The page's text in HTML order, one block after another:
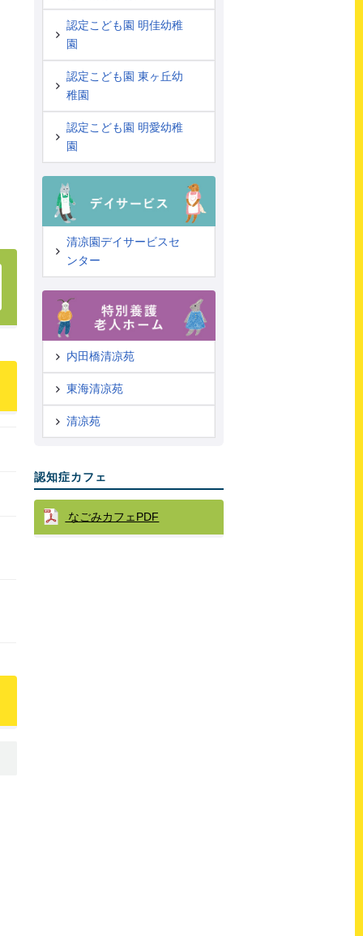
認定こども園 明佳幼稚
園
認定こども園 東ヶ丘幼
稚園
認定こども園 明愛幼稚
園
清凉園デイサービスセ
ンター
内田橋清凉苑
東海清凉苑
清凉苑
認知症カフェ
なごみカフェPDF